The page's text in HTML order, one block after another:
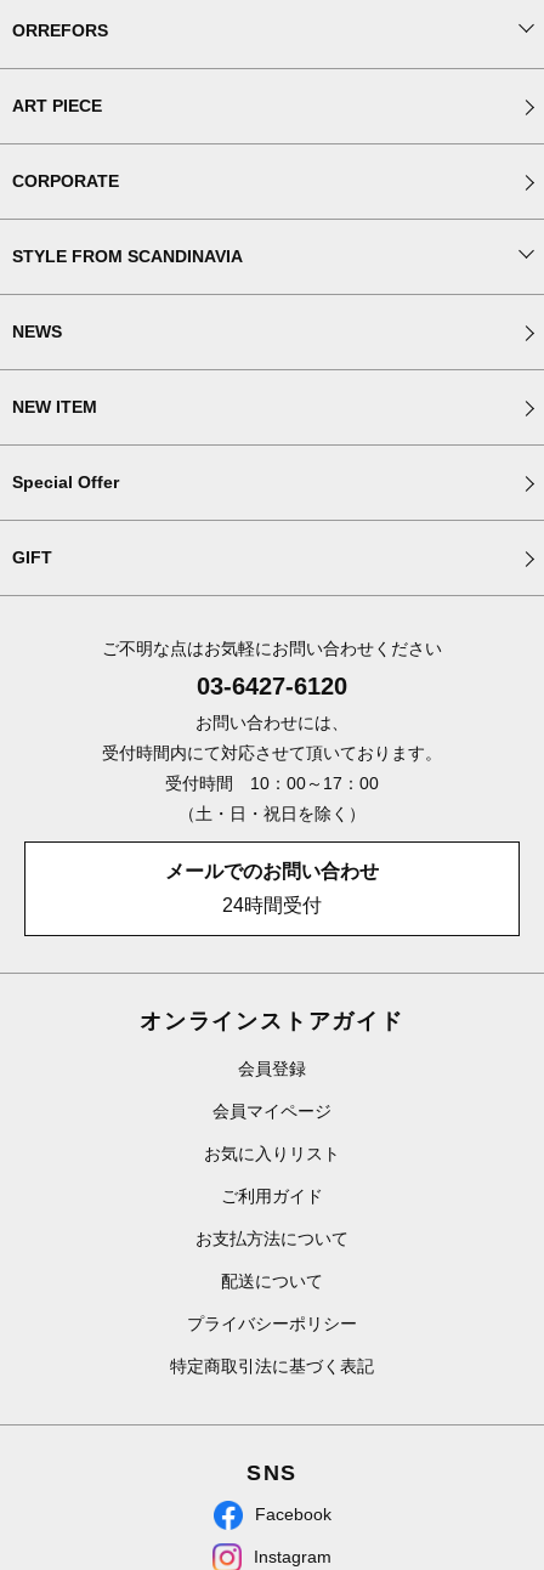
ORREFORS
ART PIECE
CORPORATE
STYLE FROM SCANDINAVIA
NEWS
NEW ITEM
Special Offer
GIFT
ご不明な点はお気軽にお問い合わせください
03-6427-6120
お問い合わせには、
受付時間内にて対応させて頂いております。
受付時間 10：00～17：00
（土・日・祝日を除く）
メールでのお問い合わせ
24時間受付
オンラインストアガイド
会員登録
会員マイページ
お気に入りリスト
ご利用ガイド
お支払方法について
配送について
プライバシーポリシー
特定商取引法に基づく表記
SNS
Facebook
Instagram